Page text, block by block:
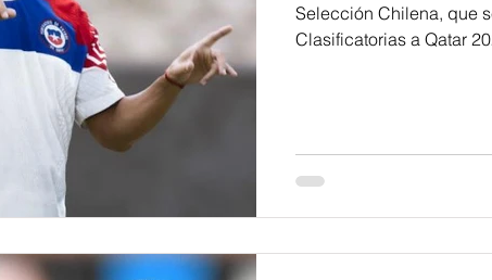
Selección Chilena, que
Clasificatorias a Qatar